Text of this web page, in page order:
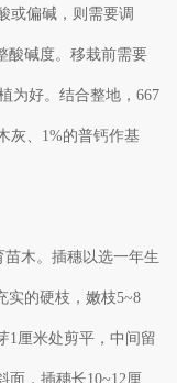
或偏碱，则需要调
酸碱度。移栽前需要
为好。结合整地，667
灰、1%的普钙作基
木。插穗以选一年生
实的硬枝，嫩枝5~8
1厘米处剪平，中间留
面，插穗长10~12厘